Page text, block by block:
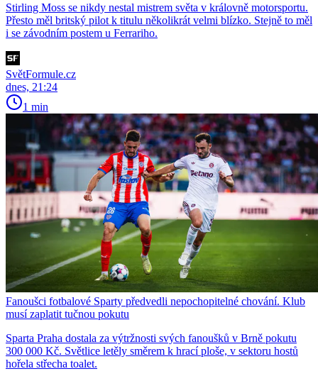
Stirling Moss se nikdy nestal mistrem světa v královně motorsportu.
Přesto měl britský pilot k titulu několikrát velmi blízko. Stejně to měl
i se závodním postem u Ferrariho.
SvětFormule.cz
dnes, 21:24
1 min
Fanoušci fotbalové Sparty předvedli nepochopitelné chování. Klub
musí zaplatit tučnou pokutu
Sparta Praha dostala za výtržnosti svých fanoušků v Brně pokutu
300 000 Kč. Světlice letěly směrem k hrací ploše, v sektoru hostů
hořela střecha toalet.